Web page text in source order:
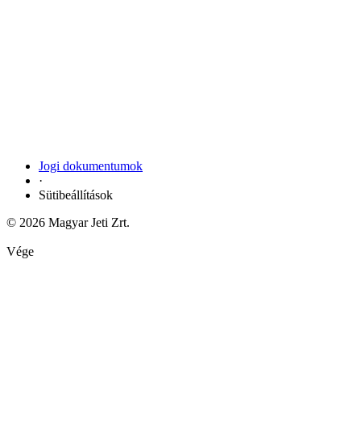
Jogi dokumentumok
·
Sütibeállítások
© 2026 Magyar Jeti Zrt.
Vége